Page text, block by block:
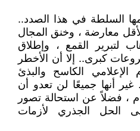
السلطة في هذا الصدد..
لأقل معارضة ، وخنق المجال
لتبرير القمع ، وإطلاق
كبرى.. إلا أن الأخطر
الكاسح والبذئ
غير أنها جميعًا لن تعدو أن
، فضلاً عن استحالة تصور
الحل الجذري لأزمات